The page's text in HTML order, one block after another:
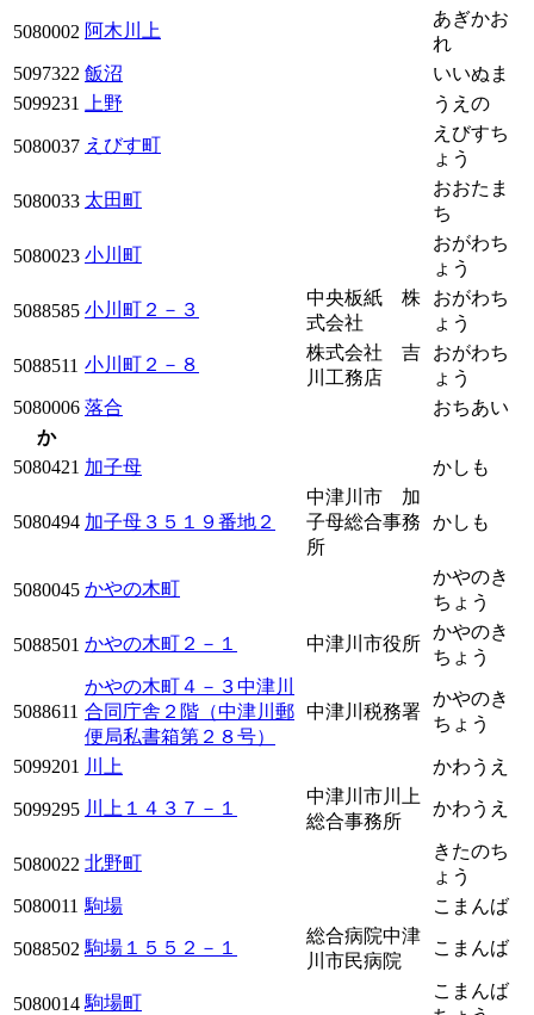
5080002 阿木川上
あぎかお
れ
5097322 飯沼
いいぬま
5099231
上野 うえの
5080037 えびす町
えびすち
ょう
5080033 太田町
おおたま
ち
5080023 小川町
おがわち
ょう
5088585 小川町２－３
中央板紙 株
式会社
おがわち
ょう
5088511 小川町２－８
株式会社 吉
川工務店
おがわち
ょう
5080006 落合
おちあい
か
5080421 加子母 かしも
5080494 加子母３５１９番地２
中津川市 加
子母総合事務
所
かしも
5080045 かやの木町
かやのき
ちょう
5088501 かやの木町２－１ 中津川市役所
かやのき
ちょう
5088611
かやの木町４－３中津川
合同庁舎２階（中津川郵
便局私書箱第２８号）
中津川税務署
かやのき
ちょう
5099201 川上 かわうえ
5099295 川上１４３７－１
中津川市川上
総合事務所
かわうえ
5080022 北野町
きたのち
ょう
5080011 駒場 こまんば
5088502 駒場１５５２－１
総合病院中津
川市民病院
こまんば
5080014 駒場町
こまんば